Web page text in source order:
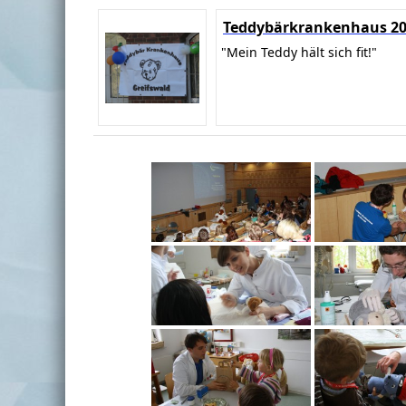
Teddybärkrankenhaus
"Mein Teddy hält sich fit!"